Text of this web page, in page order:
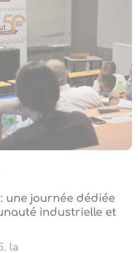
une journée dédiée
industrielle et
la